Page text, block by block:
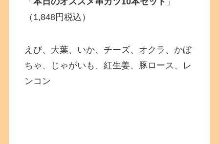
（1,848円税込）
えび、大葉、いか、チーズ、オクラ、かぼ
ちゃ、じゃがいも、紅生姜、豚ロース、レ
ンコン